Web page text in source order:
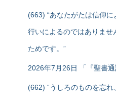
(663) “あなたがたは信仰
行いによるのではありま
ためです。”
2026年7月26日 「『聖書通
(662) “うしろのものを忘